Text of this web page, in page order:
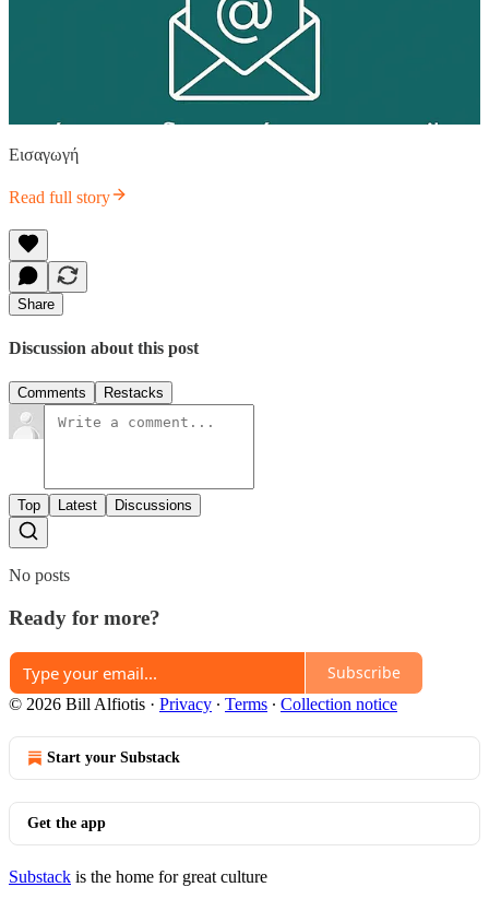
Εισαγωγή
Read full story
Share
Discussion about this post
Comments Restacks
Top Latest Discussions
No posts
Ready for more?
Subscribe
© 2026 Bill Alfiotis · Privacy ∙ Terms ∙ Collection notice
Start your Substack
Get the app
Substack is the home for great culture